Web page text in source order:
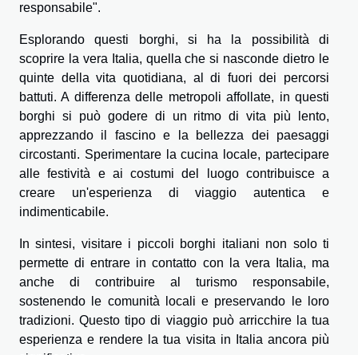
responsabile".
Esplorando questi borghi, si ha la possibilità di
scoprire la vera Italia, quella che si nasconde dietro le
quinte della vita quotidiana, al di fuori dei percorsi
battuti. A differenza delle metropoli affollate, in questi
borghi si può godere di un ritmo di vita più lento,
apprezzando il fascino e la bellezza dei paesaggi
circostanti. Sperimentare la cucina locale, partecipare
alle festività e ai costumi del luogo contribuisce a
creare un'esperienza di viaggio autentica e
indimenticabile.
In sintesi, visitare i piccoli borghi italiani non solo ti
permette di entrare in contatto con la vera Italia, ma
anche di contribuire al turismo responsabile,
sostenendo le comunità locali e preservando le loro
tradizioni. Questo tipo di viaggio può arricchire la tua
esperienza e rendere la tua visita in Italia ancora più